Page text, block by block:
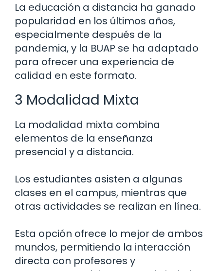
La educación a distancia ha ganado
popularidad en los últimos años,
especialmente después de la
pandemia, y la BUAP se ha adaptado
para ofrecer una experiencia de
calidad en este formato.
3 Modalidad Mixta
La modalidad mixta combina
elementos de la enseñanza
presencial y a distancia.
Los estudiantes asisten a algunas
clases en el campus, mientras que
otras actividades se realizan en línea.
Esta opción ofrece lo mejor de ambos
mundos, permitiendo la interacción
directa con profesores y